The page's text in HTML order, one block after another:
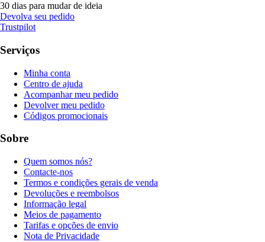
30 dias para mudar de ideia
Devolva seu pedido
Trustpilot
Serviços
Minha conta
Centro de ajuda
Acompanhar meu pedido
Devolver meu pedido
Códigos promocionais
Sobre
Quem somos nós?
Contacte-nos
Termos e condições gerais de venda
Devoluções e reembolsos
Informação legal
Meios de pagamento
Tarifas e opções de envio
Nota de Privacidade